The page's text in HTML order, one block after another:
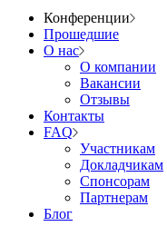
Конференции
Прошедшие
О нас
О компании
Вакансии
Отзывы
Контакты
FAQ
Участникам
Докладчикам
Спонсорам
Партнерам
Блог